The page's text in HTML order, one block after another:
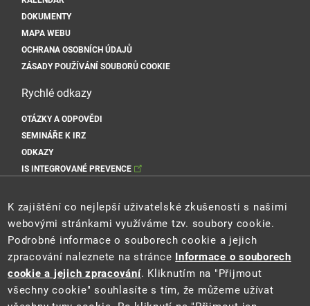
DOKUMENTY
MAPA WEBU
OCHRANA OSOBNÍCH ÚDAJŮ
ZÁSADY POUŽÍVÁNÍ SOUBORŮ COOKIE
Rychlé odkazy
OTÁZKY A ODPOVĚDI
SEMINÁŘE K IRZ
ODKAZY
IS INTEGROVANÉ PREVENCE
Sociální sítě Cenia
K zajištění co nejlepší uživatelské zkušenosti s našimi
webovými stránkami využíváme tzv. soubory cookie.
Podrobné informace o souborech cookie a jejich
zpracování naleznete na stránce Informace o souborech
cookie a jejich zpracování. Kliknutím na "Přijmout
všechny cookie" souhlasíte s tím, že můžeme užívat